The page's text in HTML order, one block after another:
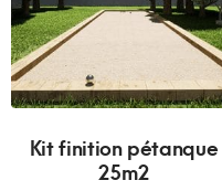
Kit finition pétanque
25m2